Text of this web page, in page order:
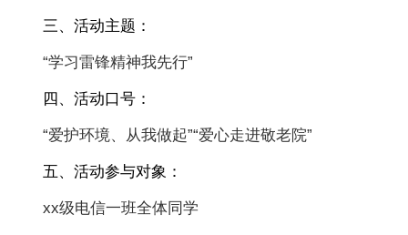
三、活动主题：
“学习雷锋精神我先行”
四、活动口号：
“爱护环境、从我做起”“爱心走进敬老院”
五、活动参与对象：
xx级电信一班全体同学